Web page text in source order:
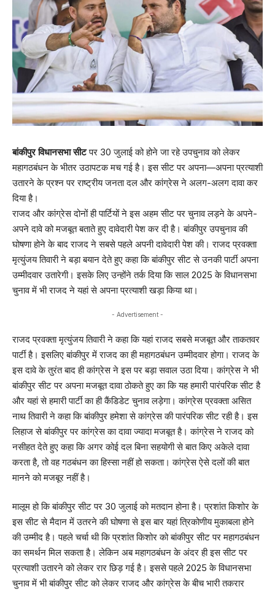
बांकीपुर विधानसभा सीटपर 30 जुलाई को होने जा रहे उपचुनाव को लेकर
महागठबंधन के भीतर उठापटक मच गई है। इस सीट पर अपना—अपना प्रत्याशी
उतारने के प्रश्न पर राष्ट्रीय जनता दल और कांग्रेस ने अलग-अलग दावा कर
दिया है।
राजद और कांग्रेस दोनों ही पार्टियों ने इस अहम सीट पर चुनाव लड़ने के अपने-
अपने दावे को मजबूत बताते हुए दावेदारी पेश कर दी है। बांकीपुर उपचुनाव की
घोषणा होने के बाद राजद ने सबसे पहले अपनी दावेदारी पेश की। राजद प्रवक्ता
मृत्युंजय तिवारी ने बड़ा बयान देते हुए कहा कि बांकीपुर सीट से उनकी पार्टी अपना
उम्मीदवार उतारेगी। इसके लिए उन्होंने तर्क दिया कि साल 2025 के विधानसभा
चुनाव में भी राजद ने यहां से अपना प्रत्याशी खड़ा किया था।
- Advertisement -
राजद प्रवक्ता मृत्युंजय तिवारी ने कहा कि यहां राजद सबसे मजबूत और ताकतवर
पार्टी है। इसलिए बांकीपुर में राजद का ही महागठबंधन उम्मीदवार होगा। राजद के
इस दावे के तुरंत बाद ही कांग्रेस ने इस पर बड़ा सवाल उठा दिया। कांग्रेस ने भी
बांकीपुर सीट पर अपना मजबूत दावा ठोकते हुए का कि यह हमारी पारंपरिक सीट है
और यहां से हमारी पार्टी का ही कैंडिडेट चुनाव लड़ेगा। कांग्रेस प्रवक्ता असित
नाथ तिवारी ने कहा कि बांकीपुर हमेशा से कांग्रेस की पारंपरिक सीट रही है। इस
लिहाज से बांकीपुर पर कांग्रेस का दावा ज्यादा मजबूत है। कांग्रेस ने राजद को
नसीहत देते हुए कहा कि अगर कोई दल बिना सहयोगी से बात किए अकेले दावा
करता है, तो वह गठबंधन का हिस्सा नहीं हो सकता। कांग्रेस ऐसे दलों की बात
मानने को मजबूर नहीं है।
मालूम हो कि बांकीपुर सीट पर 30 जुलाई को मतदान होना है। प्रशांत किशोर के
इस सीट से मैदान में उतरने की घोषणा से इस बार यहां त्रिकोणीय मुकाबला होने
की उम्मीद है। पहले चर्चा थी कि प्रशांत किशोर को बांकीपुर सीट पर महागठबंधन
का समर्थन मिल सकता है। लेकिन अब महागठबंधन के अंदर ही इस सीट पर
प्रत्याशी उतारने को लेकर रार छिड़ गई है। इससे पहले 2025 के विधानसभा
चुनाव में भी बांकीपुर सीट को लेकर राजद और कांग्रेस के बीच भारी तकरार